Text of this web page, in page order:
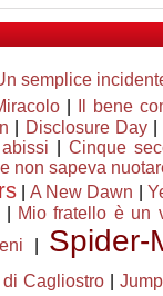
semplice
Il bene
Disclosure Day|
Cinque
non sapeva
A New Dawn |
Mio fratello è un
Spider-
Cagliostro |